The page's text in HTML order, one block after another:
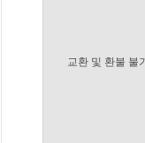
교환 및 환불 불